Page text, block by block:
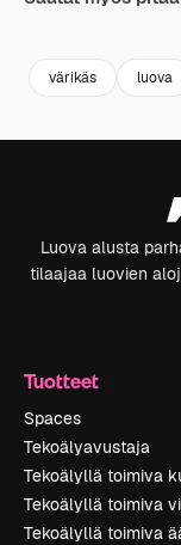
värikäs luova
Luova alusta
tilaajaa luovien
Tuotteet
Spaces
Tekoälyavustaja
Tekoälyllä toimiva
Tekoälyllä toimiva
Tekoälyllä toimiva